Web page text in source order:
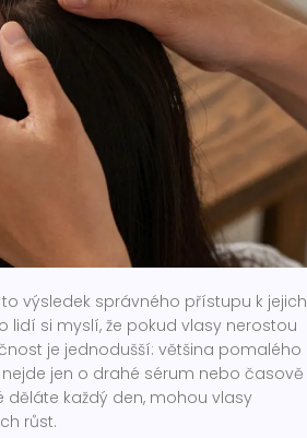
výsledek správného přístupu k jejich
lidí si myslí, že pokud vlasy nerostou
je jednodušší: většina pomalého
jen o drahé sérum nebo časově
děláte každý den, mohou vlasy
růst.